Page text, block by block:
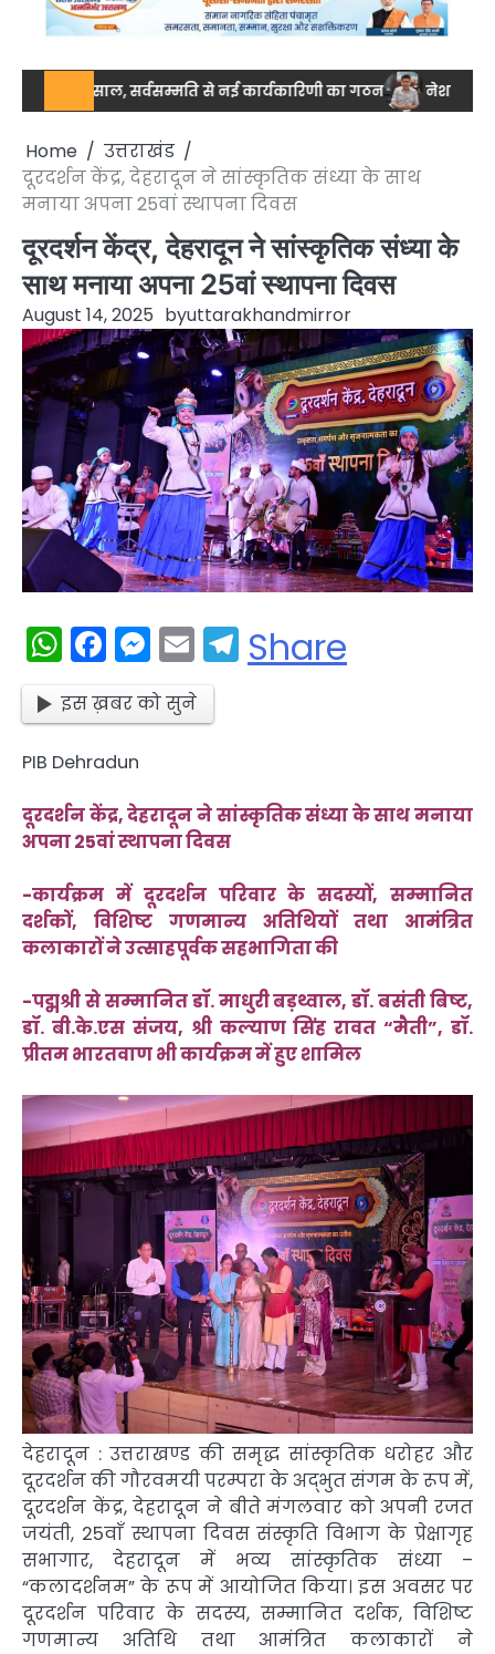
सर्वसम्मति से नई कार्यकारिणी का गठन नेशनल स्तर पर ड्रग
Home
उत्तराखंड
दूरदर्शन केंद्र, देहरादून ने सांस्कृतिक संध्या के साथ
मनाया अपना 25वां स्थापना दिवस
दूरदर्शन केंद्र, देहरादून ने सांस्कृतिक संध्या के
साथ मनाया अपना 25वां स्थापना दिवस
August 14, 2025 byuttarakhandmirror
WhatsApp
Facebook
Messenger
EmailTelegram
Share
इस ख़बर को सुने
PIB Dehradun
दूरदर्शन केंद्र, देहरादून ने सांस्कृतिक संध्या के साथ मनाया
अपना 25वां स्थापना दिवस
-कार्यक्रम में दूरदर्शन परिवार के सदस्यों, सम्मानित
दर्शकों, विशिष्ट गणमान्य अतिथियों तथा आमंत्रित
कलाकारों ने उत्साहपूर्वक सहभागिता की
-पद्मश्री से सम्मानित डॉ. माधुरी बड़थ्वाल, डॉ. बसंती बिष्ट,
डॉ. बी.के.एस संजय, श्री कल्याण सिंह रावत “मैती”, डॉ.
प्रीतम भारतवाण भी कार्यक्रम में हुए शामिल
देहरादून : उत्तराखण्ड की समृद्ध सांस्कृतिक धरोहर और
दूरदर्शन की गौरवमयी परम्परा के अद्भुत संगम के रूप में,
दूरदर्शन केंद्र, देहरादून ने बीते मंगलवार को अपनी रजत
जयंती, 25वाँ स्थापना दिवस संस्कृति विभाग के प्रेक्षागृह
सभागार, देहरादून में भव्य सांस्कृतिक संध्या –
“कलादर्शनम” के रूप में आयोजित किया। इस अवसर पर
दूरदर्शन परिवार के सदस्य, सम्मानित दर्शक, विशिष्ट
गणमान्य अतिथि तथा आमंत्रित कलाकारों ने